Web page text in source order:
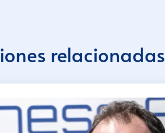
relacionadas